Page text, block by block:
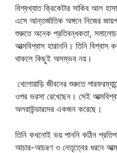
বিশ্বখ্যাত ক্রিকেটার সাকিব আল
এসে আন্তর্জাতিক অঙ্গনে নিজের
শুরুতে অনেক প্রতিবন্ধকতা,
আত্মবিশ্বাস হারাননি। তিনি
থাকলে কিছুই অসম্ভব নয়।
খেলোয়াড়ি জীবনের শুরুতে
ওপর ভরসা রেখেছেন। সেই
অলরাউন্ডারদের একজন করেছে।
তিনি কখনোই ভয় পাননি কঠিন
আচার-আচরণ ও নেতৃত্বের ধরনে